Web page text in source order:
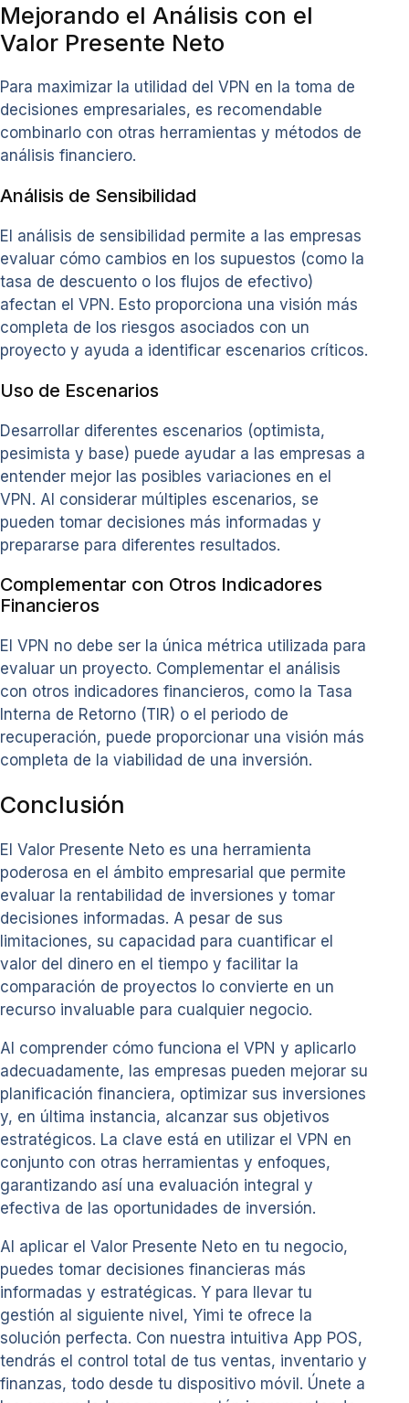
Mejorando el Análisis con el
Valor Presente Neto
Para maximizar la utilidad del VPN en la toma de
decisiones empresariales, es recomendable
combinarlo con otras herramientas y métodos de
análisis financiero.
Análisis de Sensibilidad
El análisis de sensibilidad permite a las empresas
evaluar cómo cambios en los supuestos (como la
tasa de descuento o los flujos de efectivo)
afectan el VPN. Esto proporciona una visión más
completa de los riesgos asociados con un
proyecto y ayuda a identificar escenarios críticos.
Uso de Escenarios
Desarrollar diferentes escenarios (optimista,
pesimista y base) puede ayudar a las empresas a
entender mejor las posibles variaciones en el
VPN. Al considerar múltiples escenarios, se
pueden tomar decisiones más informadas y
prepararse para diferentes resultados.
Complementar con Otros Indicadores
Financieros
El VPN no debe ser la única métrica utilizada para
evaluar un proyecto. Complementar el análisis
con otros indicadores financieros, como la Tasa
Interna de Retorno (TIR) o el periodo de
recuperación, puede proporcionar una visión más
completa de la viabilidad de una inversión.
Conclusión
El Valor Presente Neto es una herramienta
poderosa en el ámbito empresarial que permite
evaluar la rentabilidad de inversiones y tomar
decisiones informadas. A pesar de sus
limitaciones, su capacidad para cuantificar el
valor del dinero en el tiempo y facilitar la
comparación de proyectos lo convierte en un
recurso invaluable para cualquier negocio.
Al comprender cómo funciona el VPN y aplicarlo
adecuadamente, las empresas pueden mejorar su
planificación financiera, optimizar sus inversiones
y, en última instancia, alcanzar sus objetivos
estratégicos. La clave está en utilizar el VPN en
conjunto con otras herramientas y enfoques,
garantizando así una evaluación integral y
efectiva de las oportunidades de inversión.
Al aplicar el Valor Presente Neto en tu negocio,
puedes tomar decisiones financieras más
informadas y estratégicas. Y para llevar tu
gestión al siguiente nivel, Yimi te ofrece la
solución perfecta. Con nuestra intuitiva App POS,
tendrás el control total de tus ventas, inventario y
finanzas, todo desde tu dispositivo móvil. Únete a